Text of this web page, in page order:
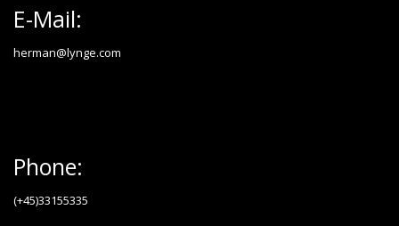
E-Mail:
herman@lynge.com
Phone:
(+45)33155335